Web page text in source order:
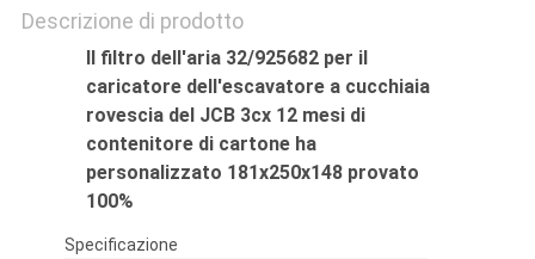
Descrizione di prodotto
Il filtro dell'aria 32/925682 per il
caricatore dell'escavatore a cucchiaia
rovescia del JCB 3cx 12 mesi di
contenitore di cartone ha
personalizzato 181x250x148 provato
100%
Specificazione